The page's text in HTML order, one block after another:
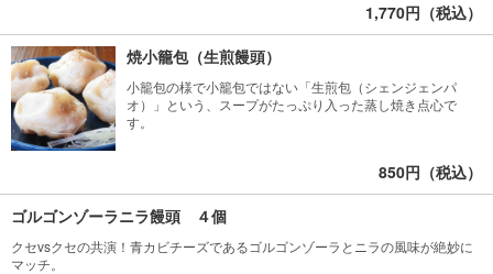
1,770円（税込）
焼小籠包（生煎饅頭）
小籠包の様で小籠包ではない「生煎包（シェンジェンパ
オ）」という、スープがたっぷり入った蒸し焼き点心で
す。
850円（税込）
ゴルゴンゾーラニラ饅頭 ４個
クセvsクセの共演！青カビチーズであるゴルゴンゾーラとニラの風味が絶妙に
マッチ。